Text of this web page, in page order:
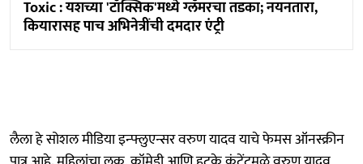
Toxic : यशच्या 'टॉक्सिक'मध्ये ग्लॅमरचा तडका; नयनतारा,
कियारासह पाच अभिनेत्रींची दमदार एंट्री
लैला हे सोशल मीडिया इन्फ्लुएन्सर वरुण यादव याचे फेमस ऑनस्क्रीन